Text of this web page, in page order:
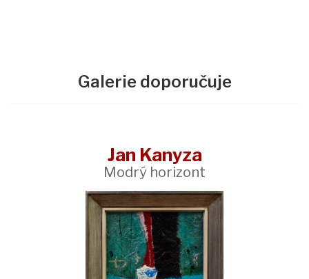
Galerie doporučuje
Jan Kanyza
Modrý horizont